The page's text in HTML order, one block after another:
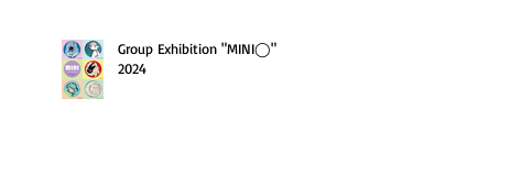
Group Exhibition "MINI◯"
2024